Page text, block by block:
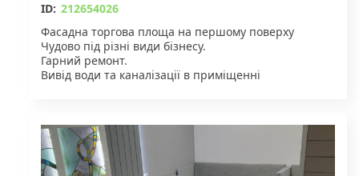
ID: 212654026
Фасадна торгова площа на першому поверху
Чудово під різні види бізнесу.
Гарний ремонт.
Вивід води та каналізації в приміщенні
проглядовості
Телефонуйте для запису на огляд